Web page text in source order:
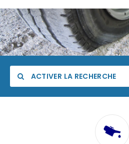
ACTIVER LA RECHERCHE